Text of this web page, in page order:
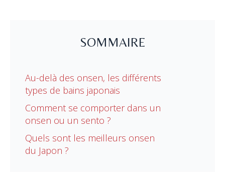
SOMMAIRE
Au-delà des onsen, les différents
types de bains japonais
Comment se comporter dans un
onsen ou un sento ?
Quels sont les meilleurs onsen
du Japon ?